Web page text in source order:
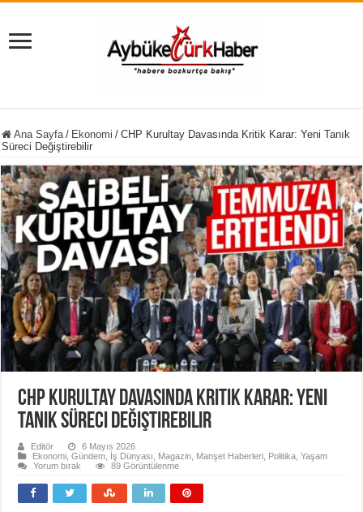
Ana Sayfa / Ekonomi / CHP Kurultay Davasında Kritik Karar: Yeni Tanık
Süreci Değiştirebilir
CHP Kurultay Davasında Kritik Karar: Yeni
Tanık Süreci Değiştirebilir
Editör
6 Mayıs 2026
Ekonomi ,Gündem İş Dünyası Magazin Manşet Haberleri Politika ,Yaşam
Yorum bırak
89 Görüntülenme